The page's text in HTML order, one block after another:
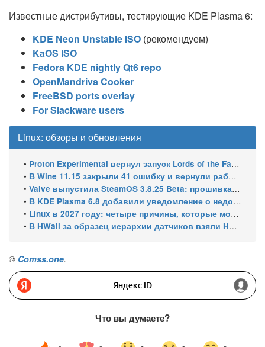
Известные дистрибутивы, тестирующие KDE Plasma 6:
KDE Neon Unstable ISO (рекомендуем)
KaOS ISO
Fedora KDE nightly Qt6 repo
OpenMandriva Cooker
FreeBSD ports overlay
For Slackware users
Linux: обзоры и обновления
• Proton Experimental вернул запуск Lords of the Fallen и исправил HDR в Far Cry 5 на Linux
• В Wine 11.15 закрыли 41 ошибку и вернули работу winecfg
• Valve выпустила SteamOS 3.8.25 Beta: прошивка 108 для Steam Machine, поддержка Steam Frame Wireless Adapter и новых портативных консолей
• В KDE Plasma 6.8 добавили уведомление о недоступном принтере
• Linux в 2027 году: четыре причины, которые могут ускорить рост его доли
• В HWall за образец иерархии датчиков взяли HWiNFO64 из Windows
© Comss.one.